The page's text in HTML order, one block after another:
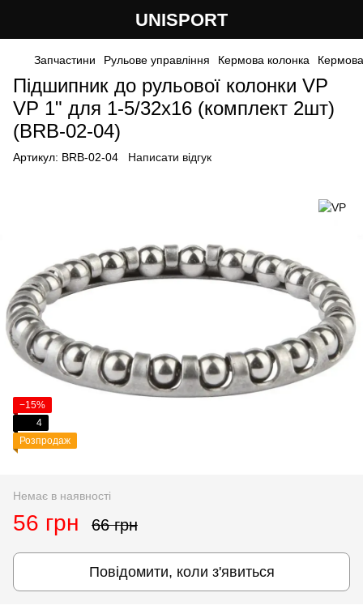
UNISPORT
Запчастини Рульове управління Кермова колонка
Підшипник до рульової колонки VP
VP 1" для 1-5/32х16 (комплект 2шт)
(BRB-02-04)
Артикул: BRB-02-04 Написати відгук
−15%
4
Розпродаж
Немає в наявності
56 грн 66 грн
Повідомити, коли з'явиться